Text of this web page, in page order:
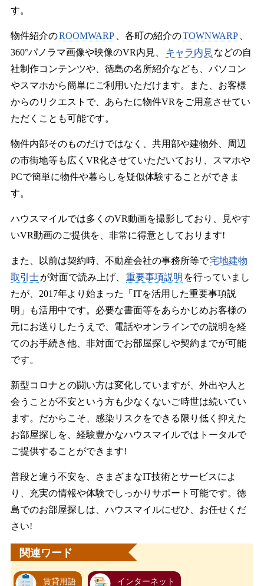
す。
物件紹介のROOMWARP 、各町の紹介のTOWNWARP
360°パノラマ画像や映像のVR内見、
キャラ内見 などの自
社制作コンテンツや、徳島の名所紹介なども、パソコン
やスマホから簡単にご利用いただけます。また、お客様
からのリクエストで、あらたに物件VRをご用意させてい
ただくことも可能です。
物件内部そのものだけではなく、共用部や建物外、周辺
の市街地等も広くVR化させていただいており、スマホや
PCで簡単に物件や暮らしを疑似体験することができま
す。
ハウスマイルでは多くのVR動画を撮影しており、見やす
いVR動画のご提供を、非常に得意としております!
また、以前は契約時、不動産会社の事務所等で宅地建物
取引士が対面で読み上げ、 重要事項説明 を行っていまし
たが、2017年より始まった「ITを活用した重要事項説
明」も活用中です。必要な書面等をあらかじめお客様の
元にお送りしたうえで、電話やオンラインでの説明を経
てのお手続き他、非対面でお部屋探しや契約までが可能
です。
新型コロナとの闘い方は変化していますが、外出や人と
会うことが不安という方も少なくないご時世は続いてい
ます。だからこそ、感染リスクをできる限り低く抑えた
お部屋探しを、経験豊かなハウスマイルではトータルで
ご提供することができます!
普段と違う不安を、さまざまなIT技術とサービスによ
り、充実の情報や体験でしっかりサポート可能です。徳
島でのお部屋探しは、ハウスマイルにぜひ、お任せくだ
さい!
関連ワード
賃貸用語 インターネット